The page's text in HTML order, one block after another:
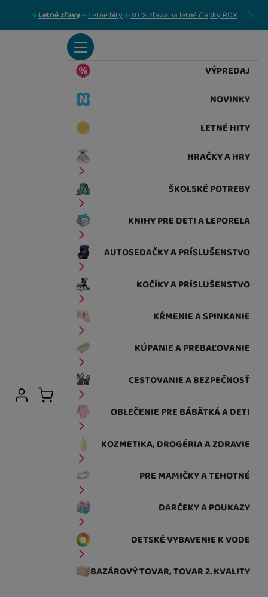
Letné zľavy Letné hity 30 % zľava na letné čiapky RDX Zavrieť
VÝPREDAJ
NOVINKY
LETNÉ HITY
HRAČKY A HRY
ŠKOLSKÉ POTREBY
KNIHY PRE DETI A LEPORELA
AUTOSEDAČKY A PRÍSLUŠENSTVO
KOČÍKY A PRÍSLUŠENSTVO
KŔMENIE A SPINKANIE
KÚPANIE A PREBAĽOVANIE
CESTOVANIE A BEZPEČNOSŤ
OBLEČENIE PRE BÁBÄTKÁ A DETI
KOZMETIKA, DROGÉRIA A ZDRAVIE
PRE MAMIČKY A TEHOTNÉ
DARČEKY A POUKAZY
DETSKÉ VYBAVENIE K VODE
BAZÁROVÝ TOVAR, TOVAR 2. KVALITY
Užívateľská sekcia
Prihlásiť sa
Košík